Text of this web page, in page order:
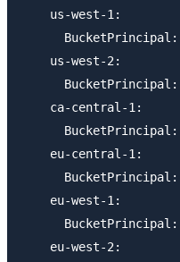
    us-west-1:
    us-west-2:
    ca-central-1:
    eu-central-1:
    eu-west-1:
    eu-west-2: